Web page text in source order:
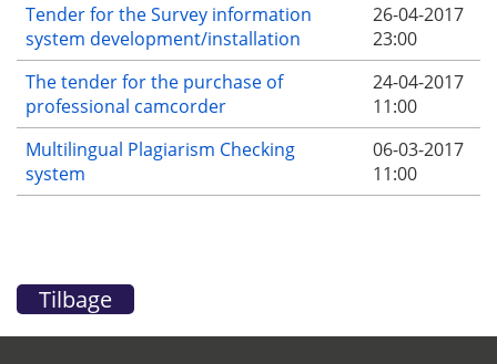
Tender for the Survey information
system development/installation
26-04-2017
23:00
The tender for the purchase of
professional camcorder
24-04-2017
11:00
Multilingual Plagiarism Checking
system
06-03-2017
11:00
Tilbage